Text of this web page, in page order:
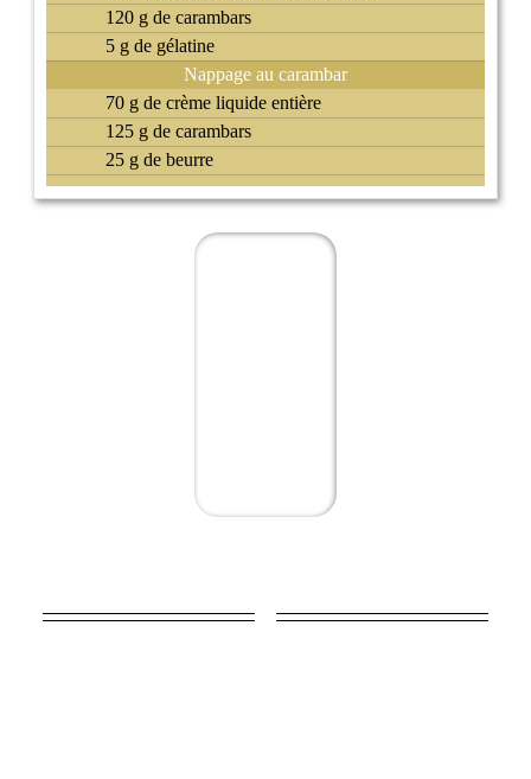
120 g de carambars
5 g de gélatine
Nappage au carambar
70 g de crème liquide entière
125 g de carambars
25 g de beurre